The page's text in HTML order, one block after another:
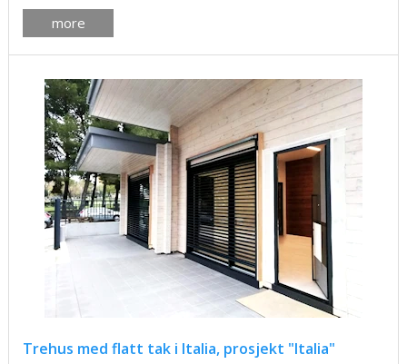
more
Trehus med flatt tak i Italia, prosjekt "Italia"